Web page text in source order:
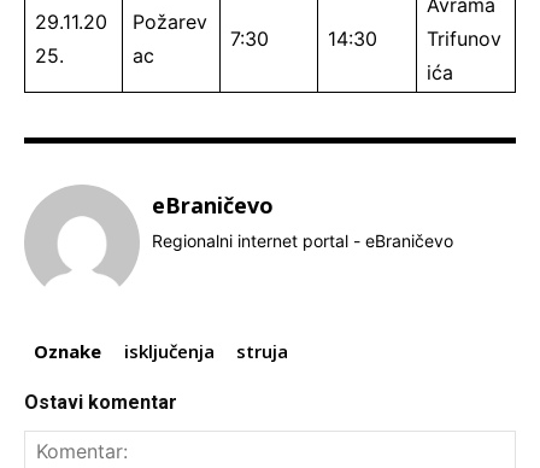
29.11.20
25.
Požarev
ac
7:30 14:30
Trifunov
ića
eBraničevo
Regionalni internet portal - eBraničevo
Oznake isključenja struja
Ostavi komentar